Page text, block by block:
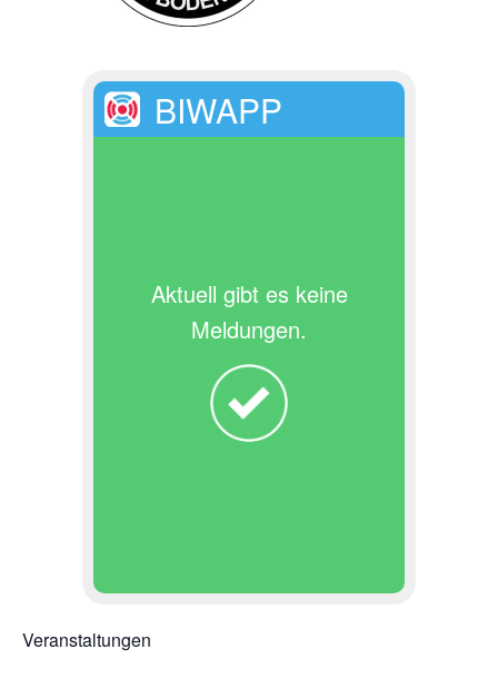
BIWAPP
Aktuell gibt es keine
Meldungen.
Veranstaltungen